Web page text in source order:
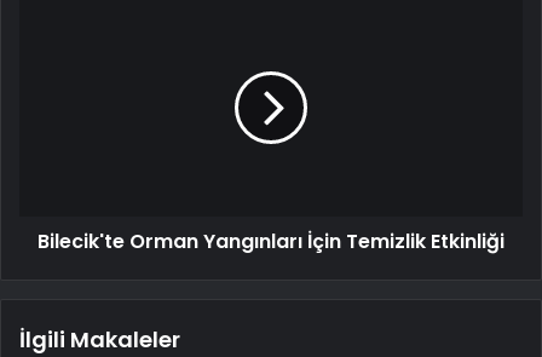
Bilecik'te Orman Yangınları İçin Temizlik Etkinliği
İlgili Makaleler